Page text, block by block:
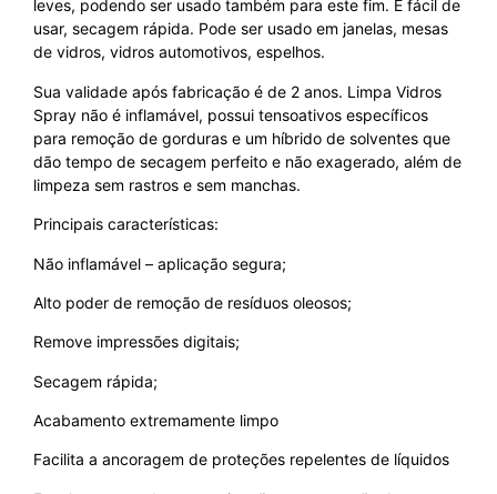
leves, podendo ser usado também para este fim. É fácil de
usar, secagem rápida. Pode ser usado em janelas, mesas
de vidros, vidros automotivos, espelhos.
Sua validade após fabricação é de 2 anos. Limpa Vidros
Spray não é inflamável, possui tensoativos específicos
para remoção de gorduras e um híbrido de solventes que
dão tempo de secagem perfeito e não exagerado, além de
limpeza sem rastros e sem manchas.
Principais características:
Não inflamável – aplicação segura;
Alto poder de remoção de resíduos oleosos;
Remove impressões digitais;
Secagem rápida;
Acabamento extremamente limpo
Facilita a ancoragem de proteções repelentes de líquidos